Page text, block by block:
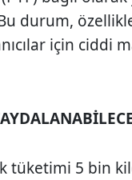
durum,
için ciddi
tüketimi 5 bin